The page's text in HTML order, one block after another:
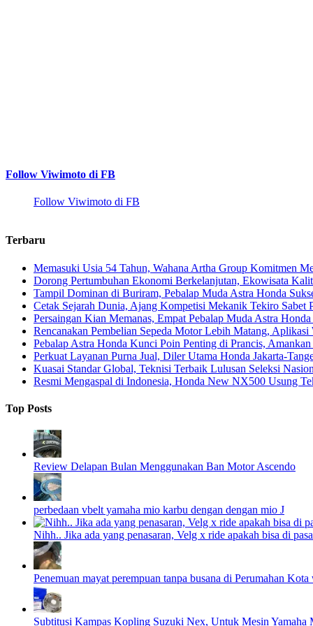
Follow Viwimoto di FB
Follow Viwimoto di FB
Terbaru
Memasuki Usia 54 Tahun, Wahana Artha Group Komitmen
Dorong Pertumbuhan Ekonomi Berkelanjutan, Ekowisata
Tampil Dominan di Buriram, Pebalap Muda Astra Honda
Cetak Sejarah Dunia, Ajang Kompetisi Mekanik Tekiro Sabet
Persaingan Kian Memanas, Empat Pebalap Muda Astra
Rencanakan Pembelian Sepeda Motor Lebih Matang,
Pebalap Astra Honda Kunci Poin Penting di Prancis,
Perkuat Layanan Purna Jual, Diler Utama Honda Jakarta-
Kuasai Standar Global, Teknisi Terbaik Lulusan Seleksi
Resmi Mengaspal di Indonesia, Honda New NX500 Usung
Top Posts
Review Delapan Bulan Menggunakan Ban Motor Ascendo
perbedaan vbelt yamaha mio karbu dengan dengan mio J
Nihh.. Jika ada yang penasaran, Velg x ride apakah bisa di
Penemuan mayat perempuan tanpa busana di Perumahan
Subtitusi Kampas Kopling Suzuki Nex, Untuk Mesin Yamaha